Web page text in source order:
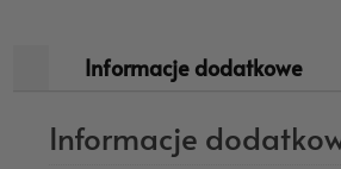
Informacje dodatkowe
Informacje